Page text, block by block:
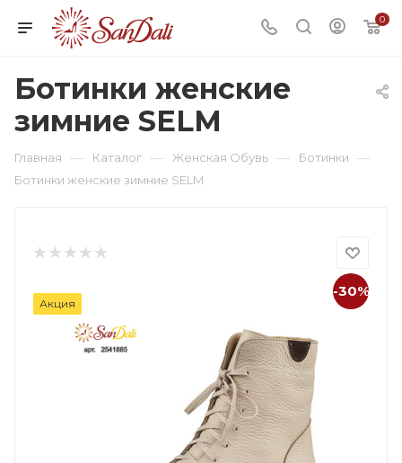
0
Ботинки женские
зимние SELM
Главная — Каталог — Женская Обувь — Ботинки —
Ботинки женские зимние SELM
-30%
Акция